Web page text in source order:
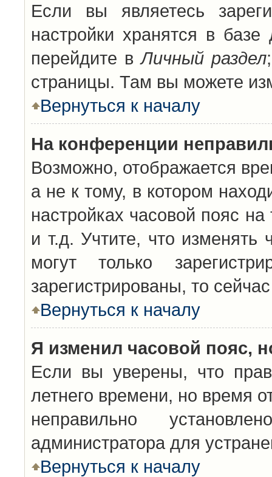
Если вы являетесь
настройки хранятся в
перейдите вЛичный раздел
страницы. Там вы можете
Вернуться к началу
На конференции
Возможно, отображается
а не к тому, в котором
настройках часовой пояс
и т.д. Учтите, что изменять
могут только
зарегистрированы, то
Вернуться к началу
Я изменил часовой пояс,
Если вы уверены, что
летнего времени, но время
неправильно
администратора для
Вернуться к началу